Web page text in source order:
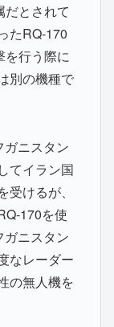
だとされて
たRQ-170
を行う際に
別の機種で
ガニスタン
てイラン国
けるが、
170を使
ガニスタン
なレーダー
の無人機を